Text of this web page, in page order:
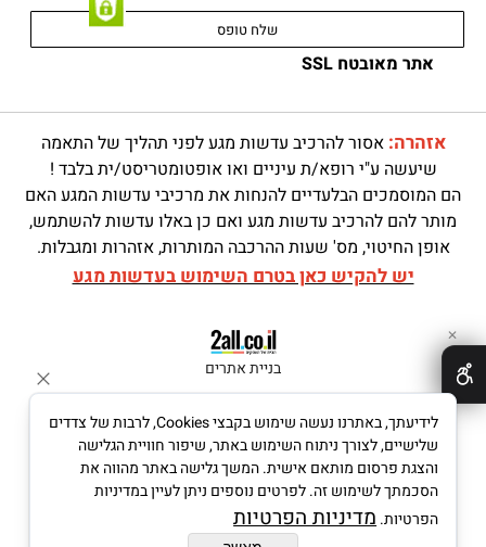
אתר מאובטח SSL
אזהרה: אסור להרכיב עדשות מגע לפני תהליך של התאמה
שיעשה ע"י רופא/ת עיניים ואו אופטומטריסט/ית בלבד !
הם המוסמכים הבלעדיים להנחות את מרכיבי עדשות המגע האם
מותר להם להרכיב עדשות מגע ואם כן באלו עדשות להשתמש,
אופן החיטוי, מס' שעות ההרכבה המותרות, אזהרות ומגבלות.
יש להקיש כאן בטרם השימוש בעדשות מגע
בניית אתרים
✕
לידיעתך, באתרנו נעשה שימוש בקבצי Cookies, לרבות של צדדים
שלישיים, לצורך ניתוח השימוש באתר, שיפור חוויית הגלישה
והצגת פרסום מותאם אישית. המשך גלישה באתר מהווה את
הסכמתך לשימוש זה. לפרטים נוספים ניתן לעיין במדיניות
הפרטיות.מדיניות הפרטיות